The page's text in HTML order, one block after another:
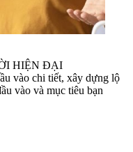
HIỆN ĐẠI
vào chi tiết, xây dựng lộ
vào và mục tiêu bạn